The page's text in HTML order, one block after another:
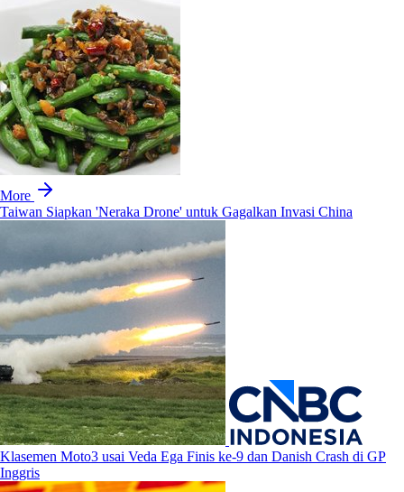
More
Taiwan Siapkan 'Neraka Drone' untuk Gagalkan Invasi China
Klasemen Moto3 usai Veda Ega Finis ke-9 dan Danish Crash di GP
Inggris